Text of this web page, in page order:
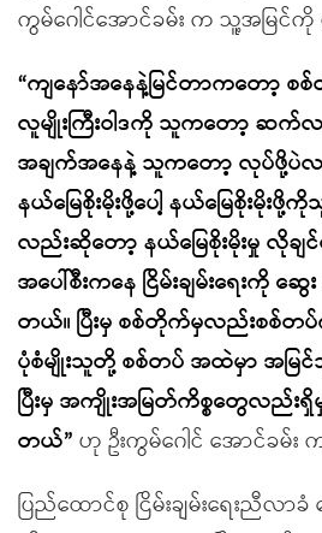
ကွမ်ဂေါင်အောင်ခမ်း က သူ့အမြင်
“ကျနော်အနေနဲ့မြင်တာကတော့
လူမျိုးကြီးဝါဒကို သူကတော့ ဆက်
အချက်အနေနဲ့ သူကတော့ လုပ်ဖို့ပဲလ
နယ်မြေစိုးမိုးဖို့ပေါ့ နယ်မြေစိုး
လည်းဆိုတော့ နယ်မြေစိုးမိုးမှု လိုခ
အပေါ်စီးကနေ ငြိမ်းချမ်းရေးကို ဆွေ
တယ်။ ပြီးမှ စစ်တိုက်မှလည်းစ
ပုံစံမျိုးသူတို့ စစ်တပ် အထဲမှာ အမြင်သွ
ပြီးမှ အကျိုးအမြတ်ကိစ္စတွေလည်းရှိမှ
တယ်” ဟု ဦးကွမ်ဂေါင် အောင်ခမ်း
ပြည်ထောင်စု ငြိမ်းချမ်းရေးညီလာခံ